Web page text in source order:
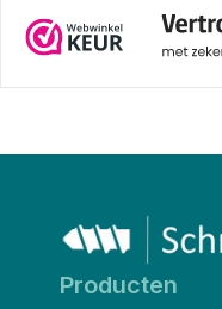
Producten